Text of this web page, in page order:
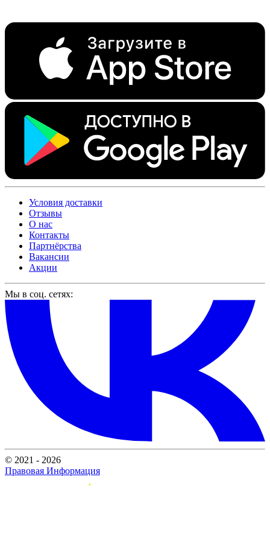
Условия доставки
Отзывы
О нас
Контакты
Партнёрства
Вакансии
Акции
Мы в соц. сетях:
© 2021 - 2026
Правовая Информация